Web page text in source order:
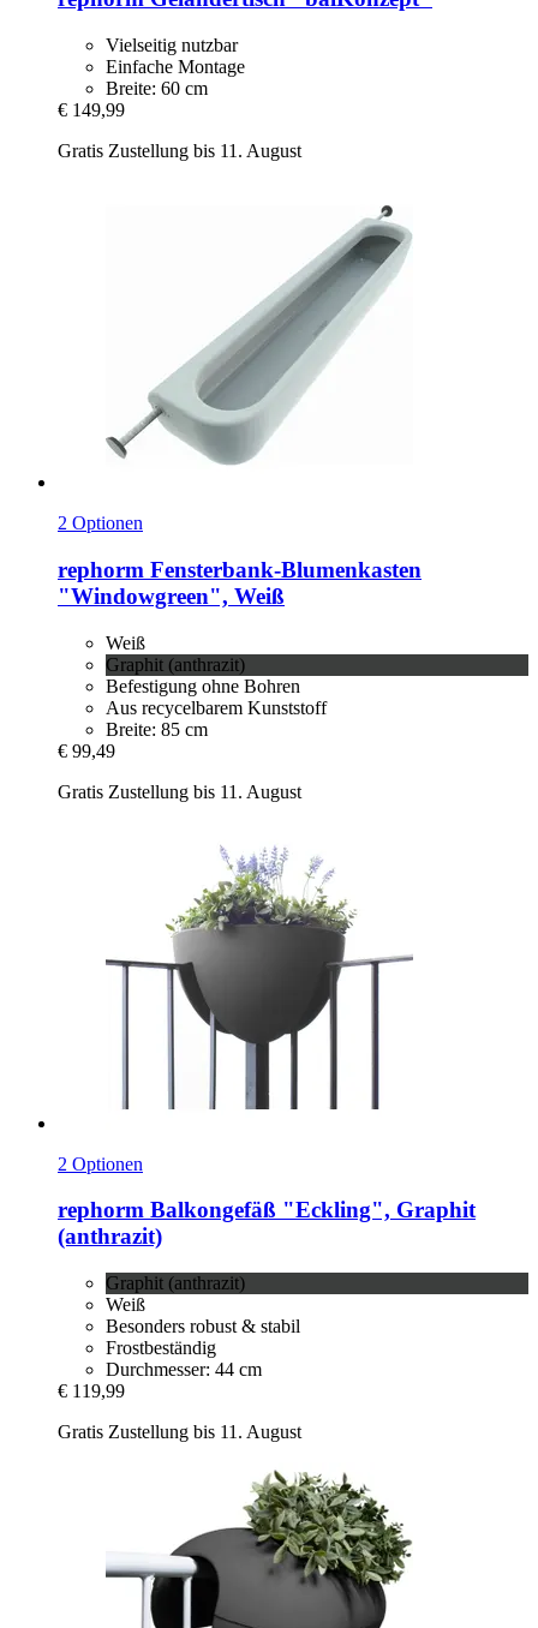
Vielseitig nutzbar
Einfache Montage
Breite: 60 cm
€ 149,99
Gratis Zustellung bis 11. August
2 Optionen
rephorm Fensterbank-​Blumenkasten
"Windowgreen", Weiß
Weiß
Graphit (anthrazit)
Befestigung ohne Bohren
Aus recycelbarem Kunststoff
Breite: 85 cm
€ 99,49
Gratis Zustellung bis 11. August
2 Optionen
rephorm Balkongefäß "Eckling", Graphit
(anthrazit)
Graphit (anthrazit)
Weiß
Besonders robust & stabil
Frostbeständig
Durchmesser: 44 cm
€ 119,99
Gratis Zustellung bis 11. August